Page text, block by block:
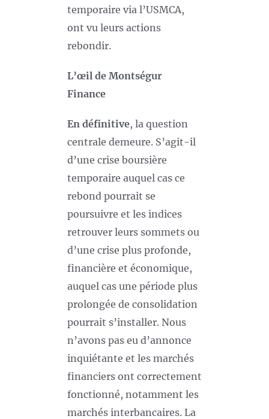
temporaire via l’USMCA,
ont vu leurs actions
rebondir.
L’œil de Montségur
Finance
En définitive, la question
centrale demeure. S’agit-il
d’une crise boursière
temporaire auquel cas ce
rebond pourrait se
poursuivre et les indices
retrouver leurs sommets ou
d’une crise plus profonde,
financière et économique,
auquel cas une période plus
prolongée de consolidation
pourrait s’installer. Nous
n’avons pas eu d’annonce
inquiétante et les marchés
financiers ont correctement
fonctionné, notamment les
marchés interbancaires. La